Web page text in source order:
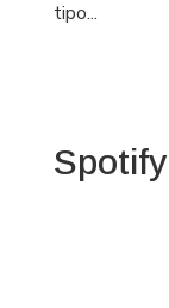
tipo...
Spotify